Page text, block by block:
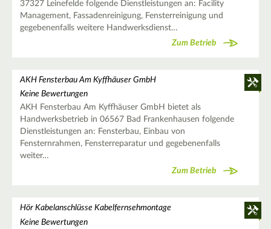
37327 Leinefelde folgende Dienstleistungen an: Facility
Management, Fassadenreinigung, Fensterreinigung und
gegebenenfalls weitere Handwerksdienst…
Zum Betrieb
AKH Fensterbau Am Kyffhäuser GmbH
Keine Bewertungen
AKH Fensterbau Am Kyffhäuser GmbH bietet als
Handwerksbetrieb in 06567 Bad Frankenhausen folgende
Dienstleistungen an: Fensterbau, Einbau von
Fensternrahmen, Fensterreparatur und gegebenenfalls
weiter…
Zum Betrieb
Hör Kabelanschlüsse Kabelfernsehmontage
Keine Bewertungen